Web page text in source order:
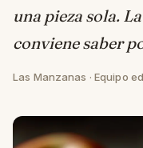
una pieza sola.
conviene saber
Las Manzanas · Equipo